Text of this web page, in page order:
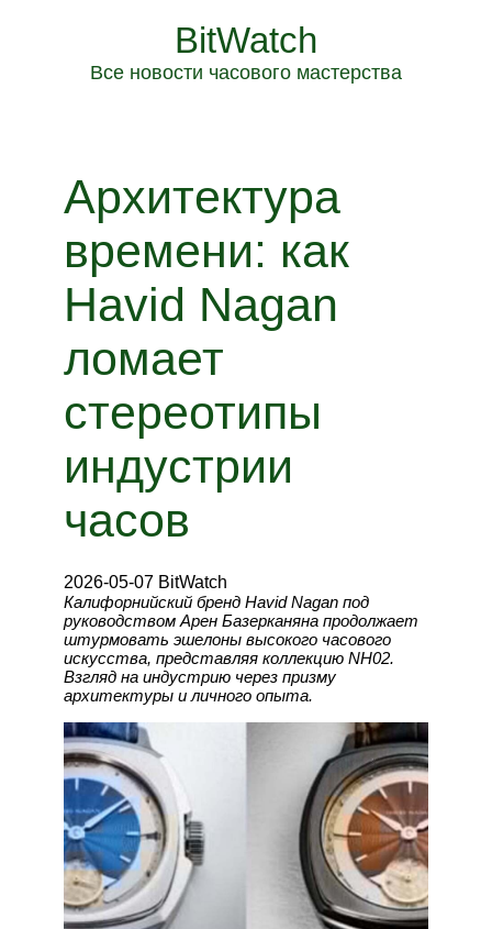
BitWatch
Все новости часового мастерства
Архитектура
времени: как
Havid Nagan
ломает
стереотипы
индустрии
часов
2026-05-07 BitWatch
Калифорнийский бренд Havid Nagan под
руководством Арен Базерканяна продолжает
штурмовать эшелоны высокого часового
искусства, представляя коллекцию NH02.
Взгляд на индустрию через призму
архитектуры и личного опыта.